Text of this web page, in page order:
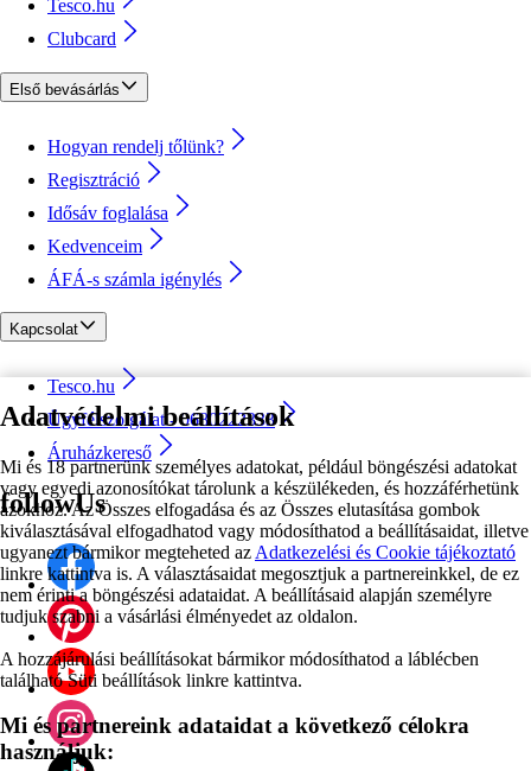
Adatvédelmi beállítások
Mi és 18 partnerünk személyes adatokat, például böngészési adatokat
vagy egyedi azonosítókat tárolunk a készülékeden, és hozzáférhetünk
azokhoz. Az Összes elfogadása és az Összes elutasítása gombok
kiválasztásával elfogadhatod vagy módosíthatod a beállításaidat, illetve
ugyanezt bármikor megteheted az Adatkezelési és Cookie tájékoztató
linkre kattintva is. A választásaidat megosztjuk a partnereinkkel, de ez
nem érinti a böngészési adataidat. A beállításaid alapján személyre
tudjuk szabni a vásárlási élményedet az oldalon.
A hozzájárulási beállításokat bármikor módosíthatod a láblécben
található Süti beállítások linkre kattintva.
Mi és partnereink adataidat a következő célokra
használjuk:
Tesco.hu
Clubcard
Első bevásárlás
Hogyan rendelj tőlünk?
Regisztráció
Idősáv foglalása
Kedvenceim
ÁFÁ-s számla igénylés
Kapcsolat
Tesco.hu
Ügyfélszolgálat - 0680222333
Áruházkereső
followUs